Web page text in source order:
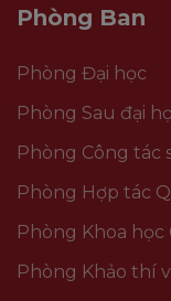
Phòng Ban
Phòng Đại học
Phòng Sau đại
Phòng Công tác
Phòng Hợp tác
Phòng Khoa học
Phòng Khảo thí